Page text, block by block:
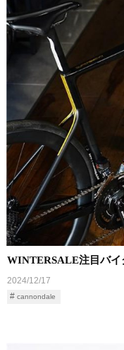
WINTERSALE注目バイ
2024/12/17
cannondale